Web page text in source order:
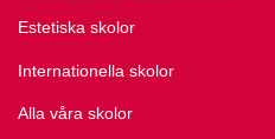
Estetiska skolor
Internationella skolor
Alla våra skolor